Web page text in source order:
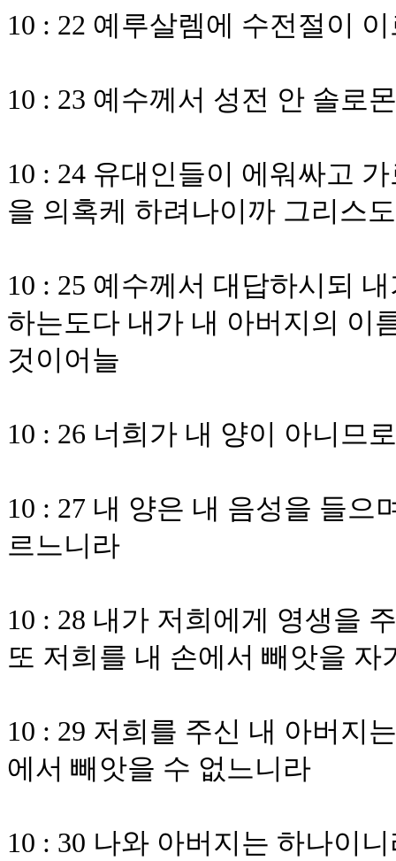
10 : 22 예루살렘에 수전절이
10 : 23 예수께서 성전 안 솔로
10 : 24 유대인들이 에워싸고
을 의혹케 하려나이까 그리스
10 : 25 예수께서 대답하시되
하는도다 내가 내 아버지의 이
것이어늘
10 : 26 너희가 내 양이 아니므
10 : 27 내 양은 내 음성을 들으
르느니라
10 : 28 내가 저희에게 영생을
또 저희를 내 손에서 빼앗을 자
10 : 29 저희를 주신 내 아버지
에서 빼앗을 수 없느니라
10 : 30 나와 아버지는 하나이